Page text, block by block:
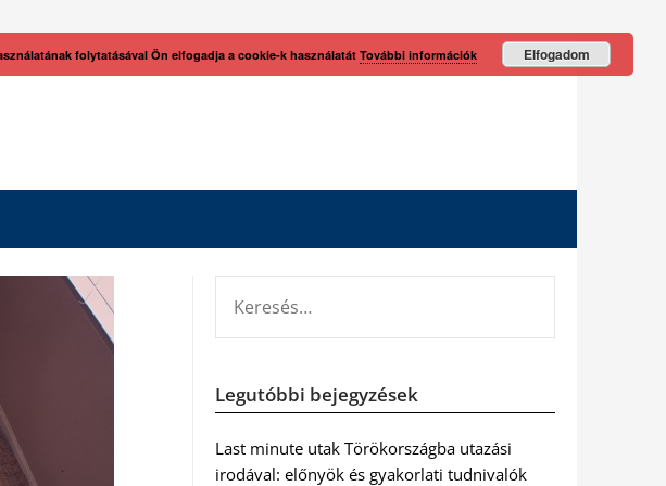
Legutóbbi bejegyzések
Last minute utak Törökországba utazási
irodával: előnyök és gyakorlati tudnivalók
folytatásával Ön elfogadja a cookie-k használatát További információk Elfogadom